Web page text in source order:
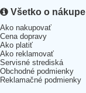
Všetko o nákupe
Ako nakupovať
Cena dopravy
Ako platiť
Ako reklamovať
Servisné strediská
Obchodné podmienky
Reklamačné podmienky